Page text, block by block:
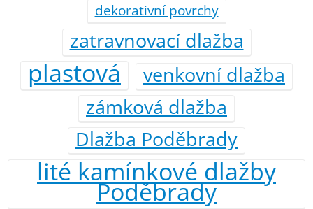
dekorativní povrchy
zatravnovací dlažba
plastová
venkovní dlažba
zámková dlažba
Dlažba Poděbrady
lité kamínkové dlažby
Poděbrady